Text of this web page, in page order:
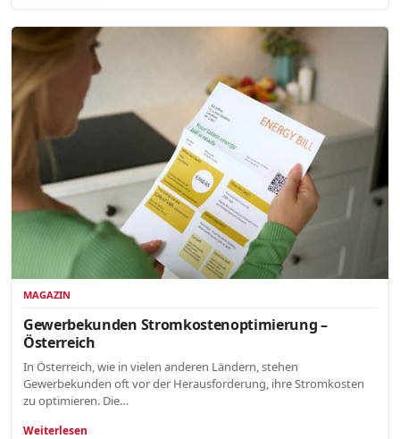
MAGAZIN
Gewerbekunden Stromkostenoptimierung –
Österreich
In Österreich, wie in vielen anderen Ländern, stehen
Gewerbekunden oft vor der Herausforderung, ihre Stromkosten
zu optimieren. Die…
Weiterlesen